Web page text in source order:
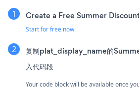
Create a Free Summer
Start for free now
复制plat_display_name的
入代码段
Your code block will be available once